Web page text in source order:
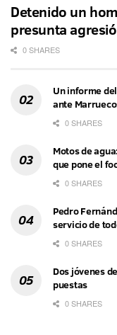
Detenido un
presunta
0 SHARES
Un informe
ante
0 SHARES
Motos de
que pone el
0 SHARES
Pedro
servicio de
0 SHARES
Dos jóvenes
puestas
0 SHARES